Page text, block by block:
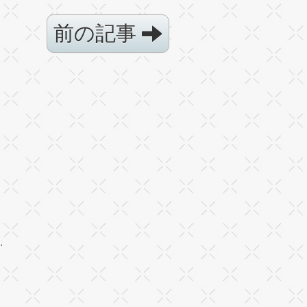
前の記事